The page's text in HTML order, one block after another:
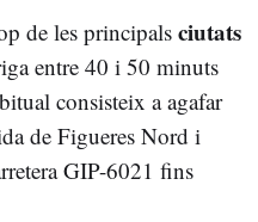
de les principals ciutats
entre 40 i 50 minuts
consisteix a agafar
de Figueres Nord i
GIP-6021 fins